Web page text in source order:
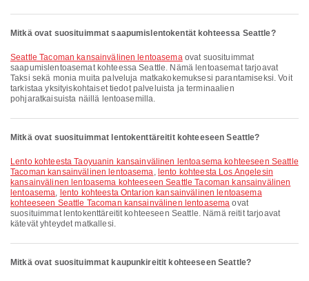
Mitkä ovat suosituimmat saapumislentokentät kohteessa Seattle?
Seattle Tacoman kansainvälinen lentoasemaovat suosituimmat
saapumislentoasemat kohteessa Seattle. Nämä lentoasemat tarjoavat
Taksi sekä monia muita palveluja matkakokemuksesi parantamiseksi. Voit
tarkistaa yksityiskohtaiset tiedot palveluista ja terminaalien
pohjaratkaisuista näillä lentoasemilla.
Mitkä ovat suosituimmat lentokenttäreitit kohteeseen Seattle?
lento kohteesta Taoyuanin kansainvälinen lentoasema kohteeseen Seattle
Tacoman kansainvälinen lentoasema, lento kohteesta Los Angelesin
kansainvälinen lentoasema kohteeseen Seattle Tacoman kansainvälinen
lentoasema, lento kohteesta Ontarion kansainvälinen lentoasema
kohteeseen Seattle Tacoman kansainvälinen lentoasema ovat
suosituimmat lentokenttäreitit kohteeseen Seattle. Nämä reitit tarjoavat
kätevät yhteydet matkallesi.
Mitkä ovat suosituimmat kaupunkireitit kohteeseen Seattle?